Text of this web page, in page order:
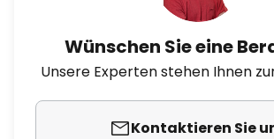
Wünschen Sie eine
Unsere Experten stehen Ihnen
Kontaktieren Sie